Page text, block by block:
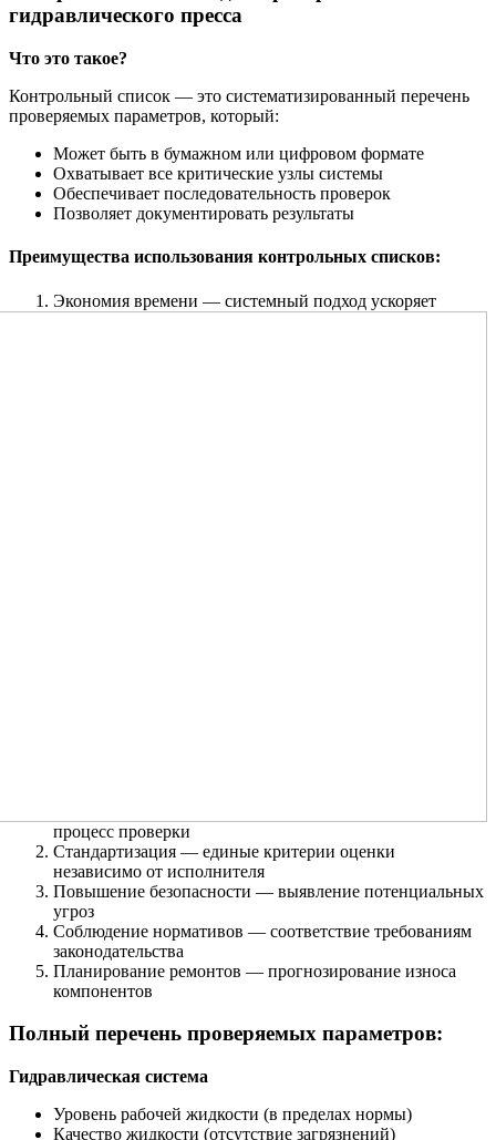
гидравлического пресса
Что это такое?
Контрольный список — это систематизированный перечень
проверяемых параметров, который:
Может быть в бумажном или цифровом формате
Охватывает все критические узлы системы
Обеспечивает последовательность проверок
Позволяет документировать результаты
Преимущества использования контрольных списков:
Экономия времени — системный подход ускоряет
процесс проверки
Стандартизация — единые критерии оценки
независимо от исполнителя
Повышение безопасности — выявление потенциальных
угроз
Соблюдение нормативов — соответствие требованиям
законодательства
Планирование ремонтов — прогнозирование износа
компонентов
Полный перечень проверяемых параметров:
Гидравлическая система
Уровень рабочей жидкости (в пределах нормы)
Качество жидкости (отсутствие загрязнений)